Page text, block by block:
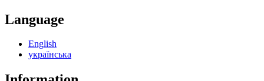
Language
English
українська